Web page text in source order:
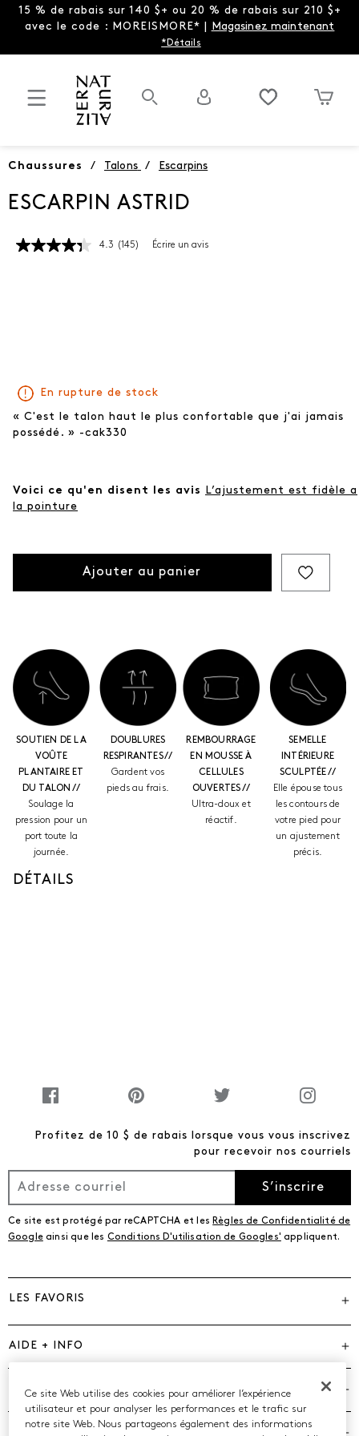
15 % de rabais sur 140 $+ ou 20 % de rabais sur 210 $+
avec le code : MOREISMORE* | Magasinez maintenant
*Détails
Chaussures / Talons / Escarpins
ESCARPIN ASTRID
4.3 Lire
(145) Écrire un avis
En rupture de stock
« C'est le talon haut le plus confortable que j'ai jamais
possédé. » -cak330
Voici ce qu'en disent les avis
L’ajustement est fidèle a
la pointure
Ajouter au panier
SOUTIEN DE LA
VOÛTE
PLANTAIRE ET
DU TALON //
Soulage la
pression pour un
port toute la
journée.
DOUBLURES
RESPIRANTES //
Gardent vos
pieds au frais.
REMBOURRAGE
EN MOUSSE À
CELLULES
OUVERTES //
Ultra-doux et
réactif.
SEMELLE
INTÉRIEURE
SCULPTÉE //
Elle épouse tous
les contours de
votre pied pour
un ajustement
précis.
DÉTAILS
Profitez de 10 $ de rabais lorsque vous vous inscrivez
pour recevoir nos courriels
S’inscrire
Ce site est protégé par reCAPTCHA et les Règles de Confidentialité de
Googleainsi que les Conditions D'utilisation de Googles' appliquent.
LES FAVORIS
AIDE + INFO
MARQUES
Ce site Web utilise des cookies pour améliorer l’expérience
utilisateur et pour analyser les performances et le trafic sur
notre site Web. Nous partageons également des informations